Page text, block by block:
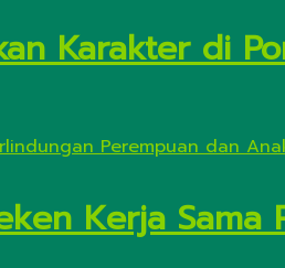
Karakter di
Kerja